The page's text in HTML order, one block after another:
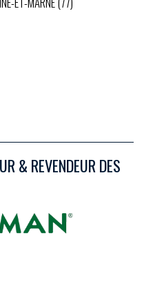
& REVENDEUR DES